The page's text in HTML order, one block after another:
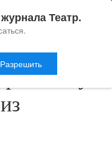
Театр.
Разрешить